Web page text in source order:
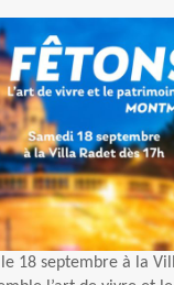
le 18 septembre à la